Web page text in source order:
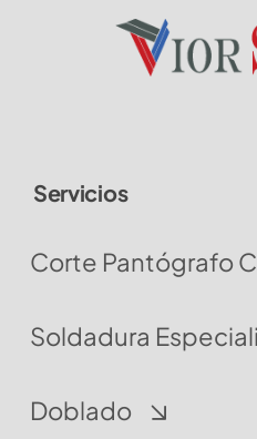
Servicios
Corte Pantógrafo
Soldadura
Doblado